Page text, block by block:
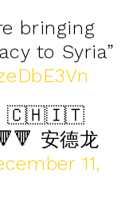
bringing
to Syria”
🇨🇭🇮🇹
安德龙
11,